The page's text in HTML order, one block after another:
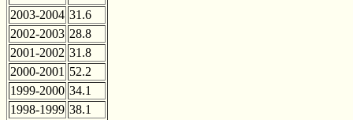
2003-2004 31.6
2002-2003 28.8
2001-2002 31.8
2000-2001 52.2
1999-2000 34.1
1998-1999 38.1